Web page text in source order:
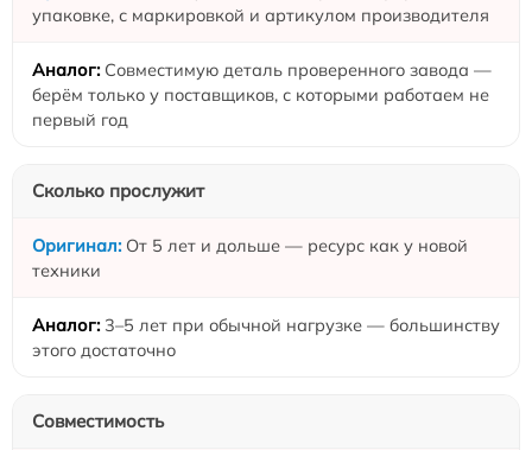
упаковке, с маркировкой и артикулом производителя
Совместимую деталь проверенного завода —
берём только у поставщиков, с которыми работаем не
первый год
Сколько прослужит
От 5 лет и дольше — ресурс как у новой
техники
3–5 лет при обычной нагрузке — большинству
этого достаточно
Совместимость